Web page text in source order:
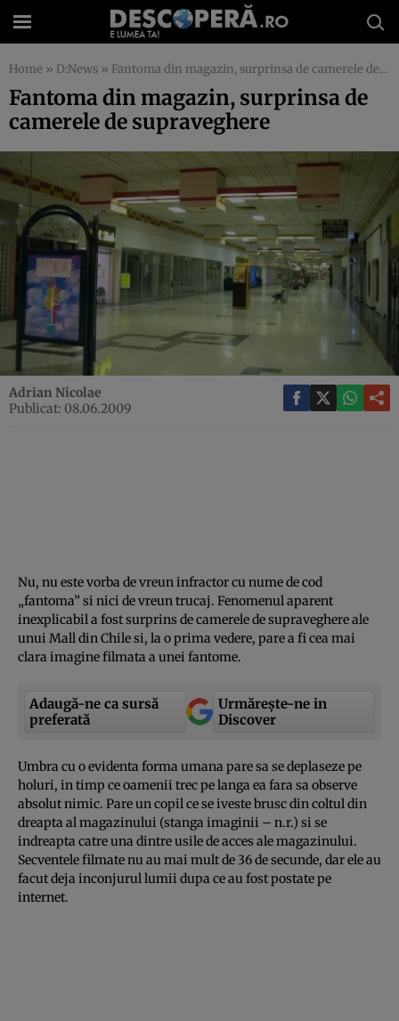
Home » D:News » Fantoma din magazin, surprinsa de camerele de supraveghere
Fantoma din magazin, surprinsa de
camerele de supraveghere
Adrian Nicolae
Publicat: 08.06.2009
Nu, nu este vorba de vreun infractor cu nume de cod
„fantoma” si nici de vreun trucaj. Fenomenul aparent
inexplicabil a fost surprins de camerele de supraveghere ale
unui Mall din Chile si, la o prima vedere, pare a fi cea mai
clara imagine filmata a unei fantome.
Adaugă-ne ca sursă
preferată
Urmărește-ne in
Discover
Umbra cu o evidenta forma umana pare sa se deplaseze pe
holuri, in timp ce oamenii trec pe langa ea fara sa observe
absolut nimic. Pare un copil ce se iveste brusc din coltul din
dreapta al magazinului (stanga imaginii – n.r.) si se
indreapta catre una dintre usile de acces ale magazinului.
Secventele filmate nu au mai mult de 36 de secunde, dar ele au
facut deja inconjurul lumii dupa ce au fost postate pe
internet.